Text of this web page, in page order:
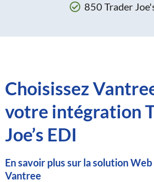
850 Trader
Choisissez
votre intégration
Joe’s EDI
En savoir plus sur la solution Web
Vantree